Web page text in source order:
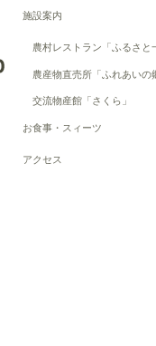
施設案内
農村レストラン「ふるさと
農産物直売所「ふれあいの
交流物産館「さくら」
お食事・スィーツ
アクセス